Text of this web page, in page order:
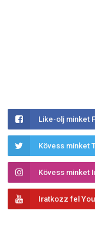
Like-olj minket
Kövess minket
Kövess minket
Iratkozz fel